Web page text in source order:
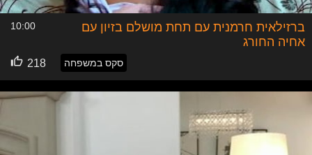
ברזילאית חרמנית עם תחת מושלם בזיון עם
אחיה החורג
10:00
סקס במשפחה 218